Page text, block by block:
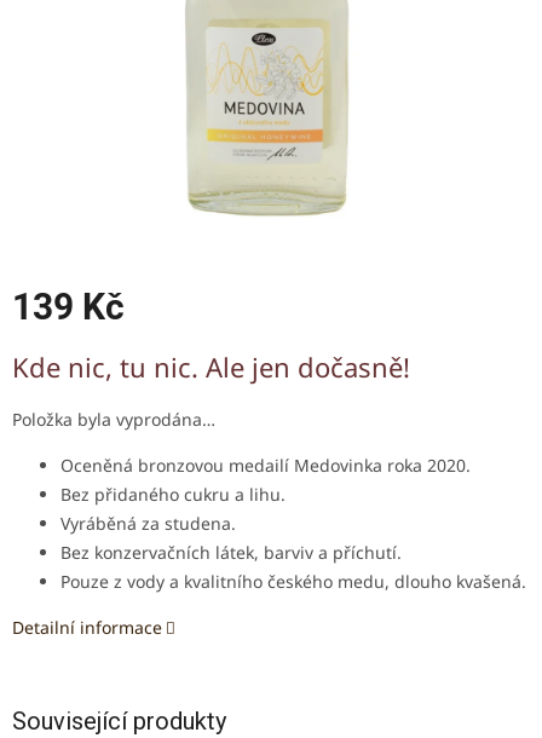
139 Kč
cena:
Kde nic, tu nic. Ale jen dočasně!
Položka byla vyprodána…
Oceněná bronzovou medailí Medovinka roka 2020.
Bez přidaného cukru a lihu.
Vyráběná za studena.
Bez konzervačních látek, barviv a příchutí.
Pouze z vody a kvalitního českého medu, dlouho kvašená.
Detailní informace
Související produkty